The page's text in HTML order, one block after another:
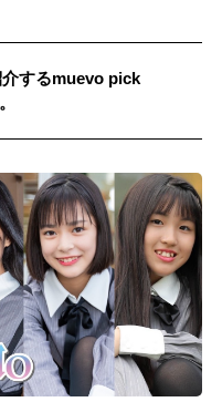
プ #R&B/ソウル
介するmuevo pick